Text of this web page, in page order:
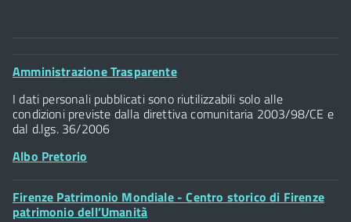
Comune di Firenze
Palazzo Vecchio
Piazza della Signoria - 50122, Firenze
P.IVA 01307110484
Posta Elettronica Certificata
Footer
Amministrazione Trasparente
I dati personali pubblicati sono riutilizzabili solo alle
condizioni previste dalla direttiva comunitaria 2003/98/CE e
dal d.lgs. 36/2006
Albo Pretorio
Footer
Widget
Firenze Patrimonio Mondiale - Centro storico di Firenze
patrimonio dell’Umanità